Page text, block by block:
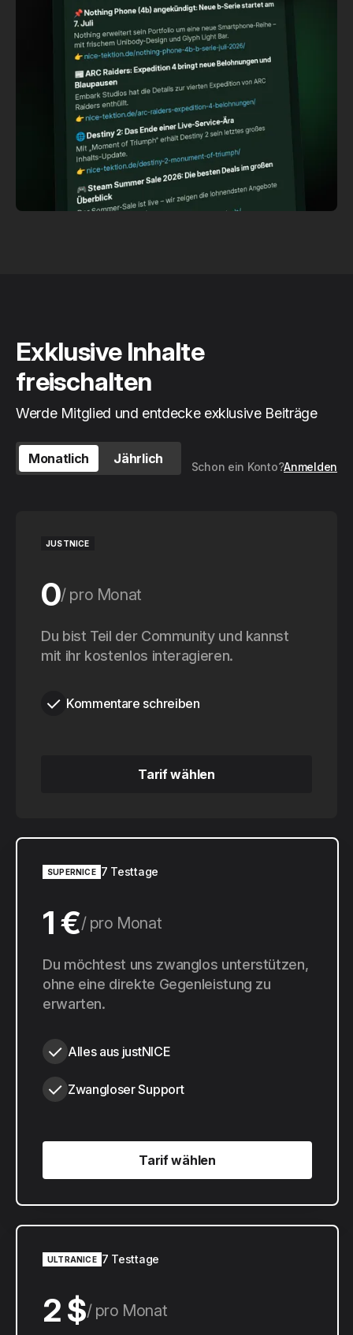
Exklusive Inhalte
freischalten
Werde Mitglied und entdecke exklusive Beiträge
Monatlich Jährlich
Schon ein Konto?Anmelden
JUSTNICE
0 pro Monat
0 pro Jahr
Du bist Teil der Community und kannst
mit ihr kostenlos interagieren.
Kommentare schreiben
Tarif wählen
SUPERNICE 7 Testtage
1 € pro Monat
10 € pro Jahr
Du möchtest uns zwanglos unterstützen,
ohne eine direkte Gegenleistung zu
erwarten.
Alles aus justNICE
Zwangloser Support
Tarif wählen
Tarif wählen
ULTRANICE 7 Testtage
2 $ pro Monat